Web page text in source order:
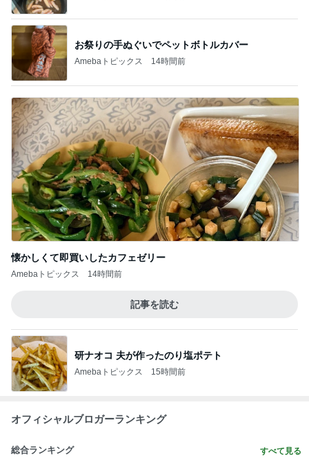
お祭りの手ぬぐいでペットボトルカバー
Amebaトピックス 14時間前
懐かしくて即買いしたカフェゼリー
Amebaトピックス 14時間前
記事を読む
研ナオコ 夫が作ったのり塩ポテト
Amebaトピックス 15時間前
オフィシャルブロガーランキング
総合ランキング すべて見る